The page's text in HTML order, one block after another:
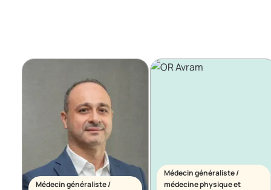
Médecin généraliste /
Médecin généraliste /
médecine physique et